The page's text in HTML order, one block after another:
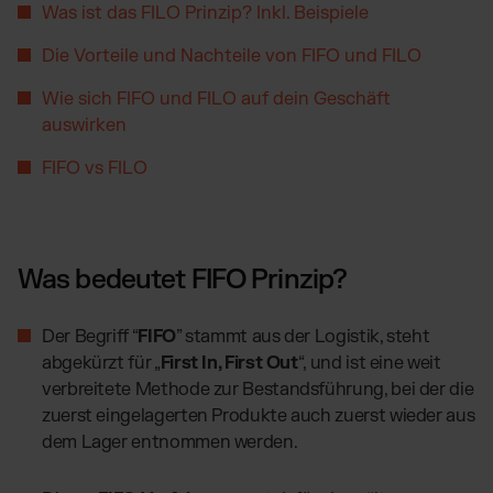
TikTok Fulfillment
Kaufland Fulfillment
PlentyONE Fulfillment
Shopware Fulfillment
Strato Fulfillment
Siehe alle Integrationen
Was ist das FILO Prinzip? Inkl. Beispiele
Die Vorteile und Nachteile von FIFO und FILO
Wie sich FIFO und FILO auf dein Geschäft
auswirken
FIFO vs FILO
Was bedeutet FIFO Prinzip?
Der Begriff “FIFO” stammt aus der Logistik, steht
abgekürzt für „First In, First Out“, und ist eine weit
verbreitete Methode zur Bestandsführung, bei der die
zuerst eingelagerten Produkte auch zuerst wieder aus
dem Lager entnommen werden.